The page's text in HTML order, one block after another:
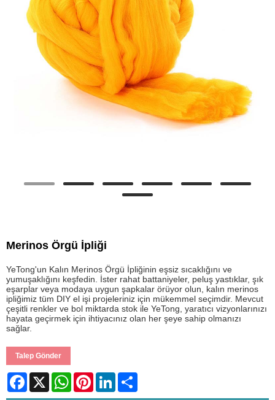
Merinos Örgü İpliği
YeTong'un Kalın Merinos Örgü İpliğinin eşsiz sıcaklığını ve
yumuşaklığını keşfedin. İster rahat battaniyeler, peluş yastıklar, şık
eşarplar veya modaya uygun şapkalar örüyor olun, kalın merinos
ipliğimiz tüm DIY el işi projeleriniz için mükemmel seçimdir. Mevcut
çeşitli renkler ve bol miktarda stok ile YeTong, yaratıcı vizyonlarınızı
hayata geçirmek için ihtiyacınız olan her şeye sahip olmanızı
sağlar.
Talep Gönder
Facebook
X WhatsAppPinterestLinkedIn